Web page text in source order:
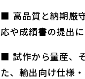
■ 高品質と納期厳
応や成績書の提出
■ 試作から量産、
た、輸出向け仕様